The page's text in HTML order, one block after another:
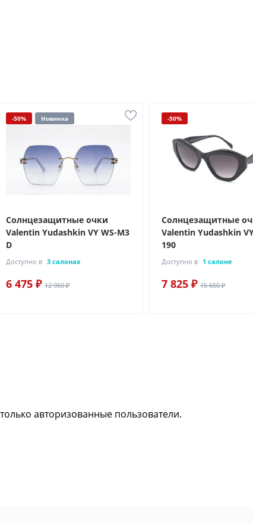
-50% Новинка
Солнцезащитные очки
Valentin Yudashkin VY WS-M3
D
Доступно в 3 салонах
6 475 ₽ 12 950 ₽
-50%
Солнцезащитные
Valentin Yudashkin
190
Доступно в 1 салоне
7 825 ₽ 15 650 ₽
авторизованные пользователи.